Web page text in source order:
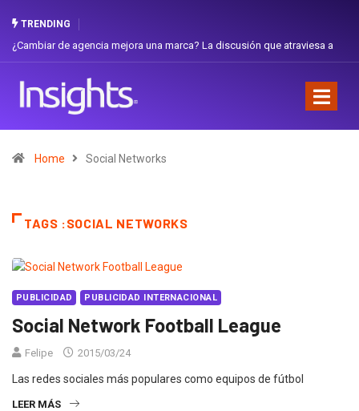
TRENDING
¿Cambiar de agencia mejora una marca? La discusión que atraviesa a
Home Social Networks
TAGS :SOCIAL NETWORKS
PUBLICIDAD PUBLICIDAD INTERNACIONAL
Social Network Football League
Felipe 2015/03/24
Las redes sociales más populares como equipos de fútbol
LEER MÁS